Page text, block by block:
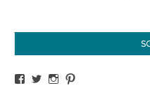
Voir le profil de
Voir le profil de
Voir le profil